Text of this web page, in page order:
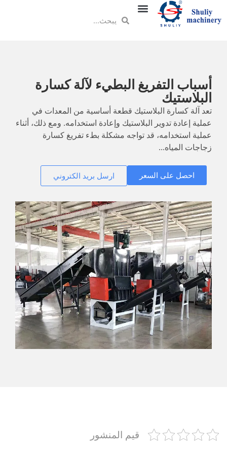
أسباب التفريغ البطيء لآلة كسارة
البلاستيك
تعد آلة كسارة البلاستيك قطعة أساسية من المعدات في
عملية إعادة تدوير البلاستيك وإعادة استخدامه. ومع ذلك، أثناء
عملية استخدامه، قد تواجه مشكلة بطء تفريغ كسارة
زجاجات المياه...
احصل على السعر ارسل بريد الكتروني
قيم المنشور